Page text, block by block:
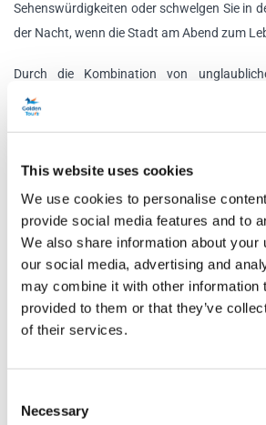
This website uses cookies
We use cookies to personalise
provide social media features and to
We also share information about your
our social media, advertising and
may combine it with other information
provided to them or that they’ve
of their services.
Selection
Necessary
Sehenswürdigkeiten oder schwelgen Sie in
der Nacht, wenn die Stadt am Abend zum
Durch die Kombination von
Sightseeingtour durch London sorgt
Klicken Sie hier , um die Menüs anzuzeigen.
Klicken Siehier, um die Routenkarte
Zeitplan
Adresse:Coach Bay Bushaltestelle 40B,
Embankment, WC2N 6PB